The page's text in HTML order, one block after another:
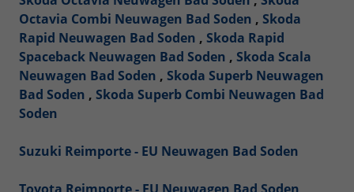
Octavia Combi Neuwagen Bad Soden , Skoda
Rapid Neuwagen Bad Soden , Skoda Rapid
Spaceback Neuwagen Bad Soden , Skoda Scala
Neuwagen Bad Soden , Skoda Superb Neuwagen
Bad Soden , Skoda Superb Combi Neuwagen Bad
Soden
Suzuki Reimporte - EU Neuwagen Bad Soden
Toyota Reimporte - EU Neuwagen Bad Soden